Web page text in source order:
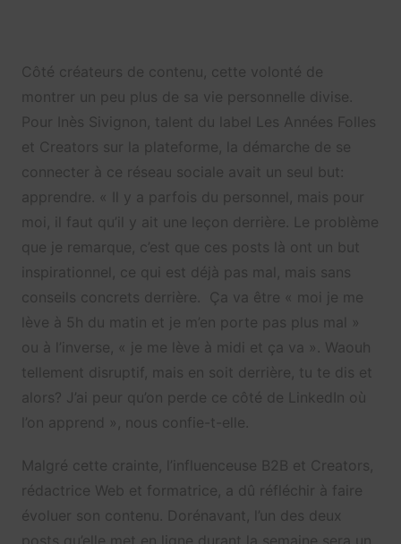
Côté créateurs de contenu, cette volonté de
montrer un peu plus de sa vie personnelle divise.
Pour Inès Sivignon, talent du label Les Années Folles
et Creators sur la plateforme, la démarche de se
connecter à ce réseau sociale avait un seul but:
apprendre. « Il y a parfois du personnel, mais pour
moi, il faut qu’il y ait une leçon derrière. Le problème
que je remarque, c’est que ces posts là ont un but
inspirationnel, ce qui est déjà pas mal, mais sans
conseils concrets derrière. Ça va être « moi je me
lève à 5h du matin et je m’en porte pas plus mal »
ou à l’inverse, « je me lève à midi et ça va ». Waouh
tellement disruptif, mais en soit derrière, tu te dis et
alors? J’ai peur qu’on perde ce côté de LinkedIn où
l’on apprend », nous confie-t-elle.
Malgré cette crainte, l’influenceuse B2B et Creators,
rédactrice Web et formatrice, a dû réfléchir à faire
évoluer son contenu. Dorénavant, l’un des deux